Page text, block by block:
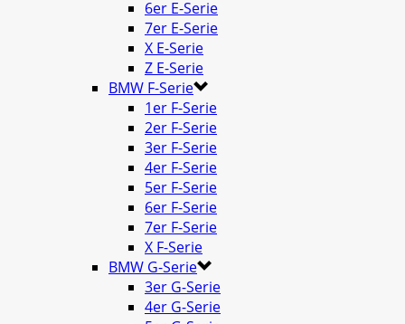
6er E-Serie
7er E-Serie
X E-Serie
Z E-Serie
BMW F-Serie
1er F-Serie
2er F-Serie
3er F-Serie
4er F-Serie
5er F-Serie
6er F-Serie
7er F-Serie
X F-Serie
BMW G-Serie
3er G-Serie
4er G-Serie